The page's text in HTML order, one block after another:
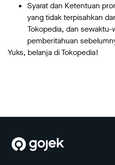
Syarat dan Ketentuan
yang tidak terpisahkan
Tokopedia, dan
pemberitahuan
Yuks, belanja di Tokopedia!